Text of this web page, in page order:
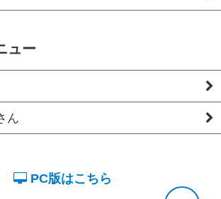
ュー
ん
PC版はこちら